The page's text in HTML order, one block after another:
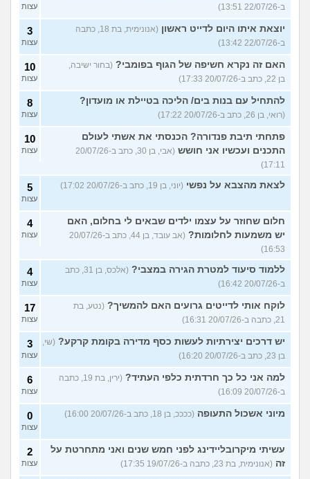
ב-22/07/26 13:51)
עצות
יוצאת איתו היום לדייט ראשון
(אנונימית, בת 18, כתבה
ב-22/07/26 13:42)
3
עצות
האם זה נקרא חשיפה של הגוף בפומבי? (בחור ישיבה,
בן 22, כתב ב-20/07/26 17:33)
10
עצות
להתחיל עם בנות בים/ הליכה בטיילת או מועדון?
(רואי, בן 26, כתב ב-20/07/26 17:22)
8
עצות
פתחתי תיבת פנדורה? הכנסתי את אשתי לעולם
התכנים ועכשיו אני חושש
(אבי, בן 30, כתב ב-20/07/26
17:11)
10
עצות
לצאת מהצבא על נפשי (יוני, בן 19, כתב ב-20/07/26 17:02) 5
עצות
חלום שחוזר על עצמו ילדים שבאים לי בחלום, האם
יש משמעות לחלומות?
(אב עובד, בן 44, כתב ב-20/07/26
16:53)
4
עצות
ללמוד סיעוד למטרת הגירה במצבי?
(אלכס, בן 31, כתב
ב-20/07/26 16:42)
4
עצות
לוקח אותי לדייטים גרועים האם להמשיך? (נטע, בת
21, כתבה ב-20/07/26 16:31)
17
עצות
יש דרכים יצירתיות לעשות כסף מדירה בקומת קרקע? (שי,
בן 23, כתב ב-20/07/26 16:20)
3
עצות
למה אני כל כך חרדתית כלפי העתיד?
(ירין, בת 19, כתבה
ב-20/07/26 16:09)
6
עצות
מיוני אשכול התעופה (ככככ, בן 18, כתב ב-20/07/26 16:00) 0
עצות
עשיתי מיקרובליידינג לפני חמש שנים ואני מתחרטת על
זה (אנונימית, בת 23, כתבה ב-19/07/26 17:35)
2
עצות